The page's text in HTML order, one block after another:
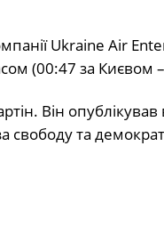
Ukraine Air
(00:47 за Києвом
Він
свободу та